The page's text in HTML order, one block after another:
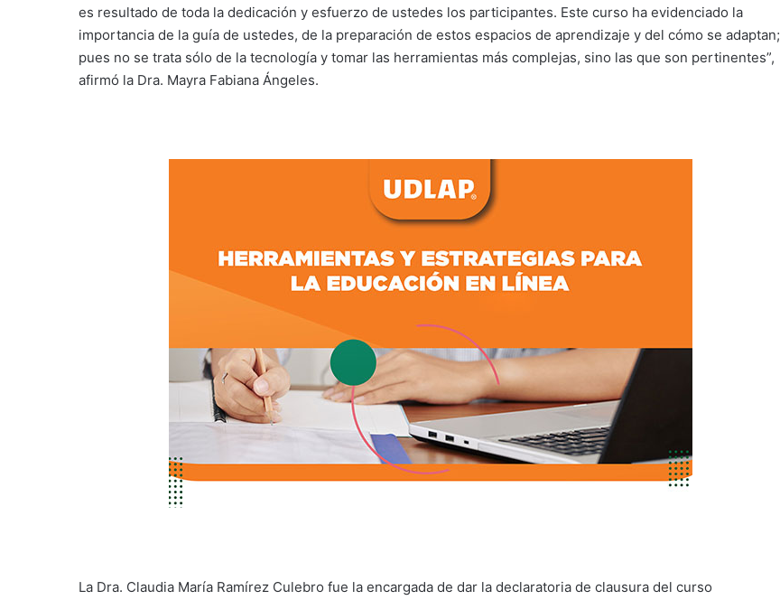
es resultado de toda la dedicación y esfuerzo de ustedes los participantes. Este curso ha evidenciado la
importancia de la guía de ustedes, de la preparación de estos espacios de aprendizaje y del cómo se adaptan;
pues no se trata sólo de la tecnología y tomar las herramientas más complejas, sino las que son pertinentes”,
afirmó la Dra. Mayra Fabiana Ángeles.
La Dra. Claudia María Ramírez Culebro fue la encargada de dar la declaratoria de clausura del curso